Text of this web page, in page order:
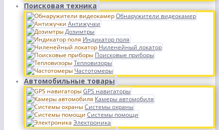
Поисковая техника
Обнаружители видеокамер
Антижучки
Дозимтры
Индикатор поля
Ниленейный локатор
Поисковые приборы
Тепловизоры
Частотомеры
Автомобильные товары
GPS навигаторы
Камеры автомобиля
Системы охраны
Системы помощи
Электроника